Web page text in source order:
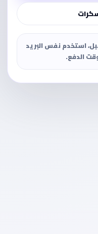
استخدم نفس البريد
الدفع.